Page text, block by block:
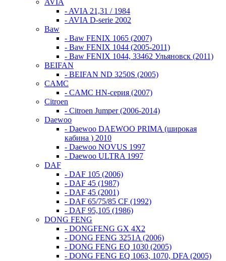
AVIA
- AVIA 21,31 / 1984
- AVIA D-serie 2002
Baw
- Baw FENIX 1065 (2007)
- Baw FENIX 1044 (2005-2011)
- Baw FENIX 1044, 33462 Ульяновск (2011)
BEIFAN
- BEIFAN ND 3250S (2005)
CAMC
- CAMC HN-серия (2007)
Citroen
- Citroen Jumper (2006-2014)
Daewoo
- Daewoo DAEWOO PRIMA (широкая
кабина ) 2010
- Daewoo NOVUS 1997
- Daewoo ULTRA 1997
DAF
- DAF 105 (2006)
- DAF 45 (1987)
- DAF 45 (2001)
- DAF 65/75/85 CF (1992)
- DAF 95,105 (1986)
DONG FENG
- DONGFENG GX 4X2
- DONG FENG 3251A (2006)
- DONG FENG EQ 1030 (2005)
- DONG FENG EQ 1063, 1070, DFA (2005)